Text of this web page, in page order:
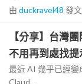
由 duckravel48 發文
【分享】台灣
不用再到處找提
最近 AI 幾乎已經變
Claud...